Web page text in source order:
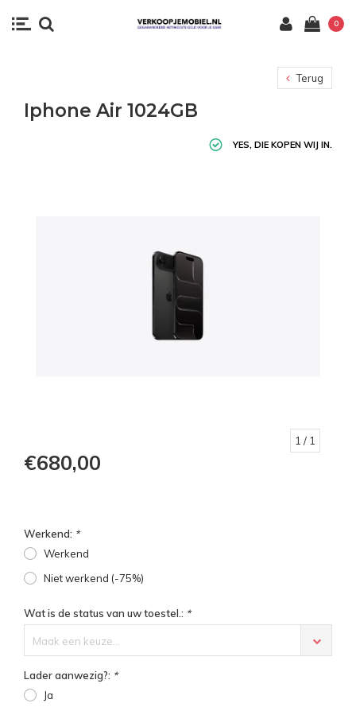
0
Terug
Iphone Air 1024GB
YES, DIE KOPEN WIJ IN.
1 / 1
€680,00
Werkend: *
Werkend
Niet werkend (-75%)
Wat is de status van uw toestel.: *
Maak een keuze...
Lader aanwezig?: *
Ja